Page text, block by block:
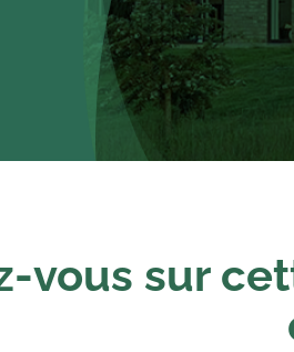
vous sur